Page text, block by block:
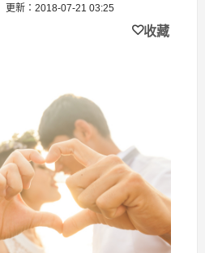
更新：2018-07-21 03:25
收藏